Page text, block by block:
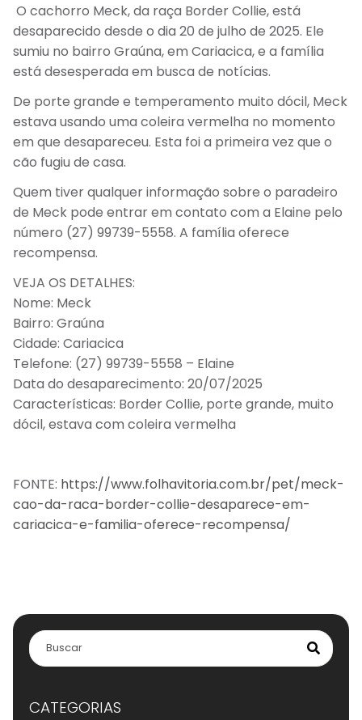
O cachorro Meck, da raça Border Collie, está
desaparecido desde o dia 20 de julho de 2025. Ele
sumiu no bairro Graúna, em Cariacica, e a família
está desesperada em busca de notícias.
De porte grande e temperamento muito dócil, Meck
estava usando uma coleira vermelha no momento
em que desapareceu. Esta foi a primeira vez que o
cão fugiu de casa.
Quem tiver qualquer informação sobre o paradeiro
de Meck pode entrar em contato com a Elaine pelo
número (27) 99739-5558. A família oferece
recompensa.
VEJA OS DETALHES:
Nome: Meck
Bairro: Graúna
Cidade: Cariacica
Telefone: (27) 99739-5558 – Elaine
Data do desaparecimento: 20/07/2025
Características: Border Collie, porte grande, muito
dócil, estava com coleira vermelha
FONTE: https://www.folhavitoria.com.br/pet/meck-
cao-da-raca-border-collie-desaparece-em-
cariacica-e-familia-oferece-recompensa/
CATEGORIAS